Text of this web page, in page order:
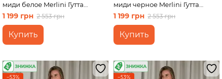
миди белое Merlini Гутта
700001242 размер 2XL-3XL
1 199 грн 2 553 грн
Купить
миди черное Merlini Гутта
700001241 размер 54-56 (4XL-
1 199 грн 2 553 грн
Купить
−53% −53%